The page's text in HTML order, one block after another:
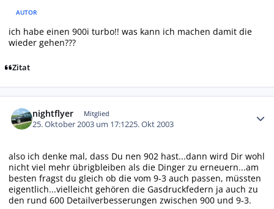
AUTOR
ich habe einen 900i turbo!! was kann ich machen damit die
wieder gehen???
Zitat
nightflyer Mitglied
25. Oktober 2003 um 17:1225. Okt 2003
also ich denke mal, dass Du nen 902 hast...dann wird Dir wohl
nicht viel mehr übrigbleiben als die Dinger zu erneuern...am
besten fragst du gleich ob die vom 9-3 auch passen, müssten
eigentlich...vielleicht gehören die Gasdruckfedern ja auch zu
den rund 600 Detailverbesserungen zwischen 900 und 9-3.